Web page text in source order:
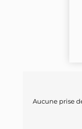
Aucune prise